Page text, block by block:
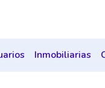
Inmobiliarias